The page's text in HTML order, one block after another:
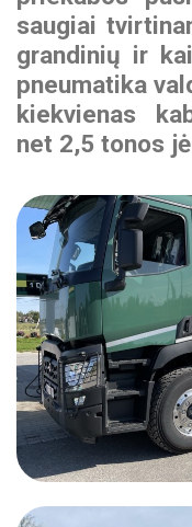
saugiai
grandinių ir
pneumatika
kiekvienas
net 2,5 tonos